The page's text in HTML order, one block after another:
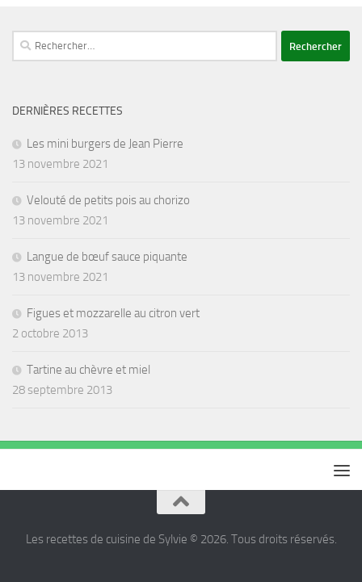
Rechercher :
DERNIÈRES RECETTES
Les mini burgers de Jean Pierre
13 novembre 2021
Velouté de petits pois au chorizo
13 novembre 2021
Langue de bœuf sauce piquante
13 novembre 2021
Figues et mozzarelle au citron vert
2 octobre 2013
Tartine au chèvre et miel
28 septembre 2013
Les recettes de cuisine de Sylvie © 2026. Tous droits réservés.